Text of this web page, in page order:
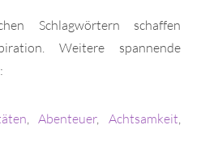
Schlagwörtern schaffen
Weitere spannende
,Abenteuer, Achtsamkeit